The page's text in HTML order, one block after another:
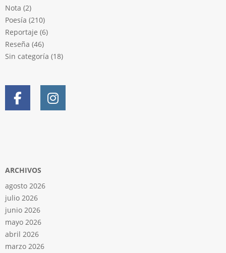
Nota (2)
Poesía (210)
Reportaje (6)
Reseña (46)
Sin categoría (18)
ARCHIVOS
agosto 2026
julio 2026
junio 2026
mayo 2026
abril 2026
marzo 2026